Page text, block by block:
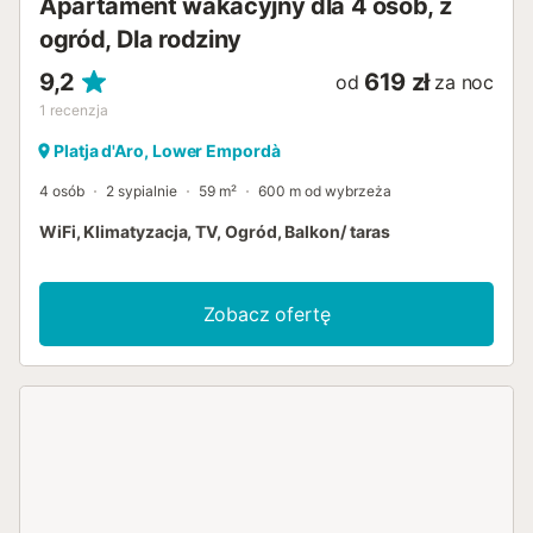
ogród, Dla rodziny
9,2
1 recenzja
od 619 zł za noc
Platja d'Aro, Lower Empordà
4 osób 2 sypialnie 59 m² 600 m od wybrzeża
WiFi, Klimatyzacja, TV, Ogród, Balkon/ taras
Zobacz ofertę